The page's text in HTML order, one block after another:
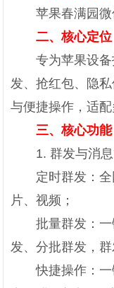
苹果春满园微
二、核心定位
专为苹果设备
发、抢红包、隐
与便捷操作，适配
三、核心功能
1. 群发与消息
定时群发：全
片、视频；
批量群发：一
发、分批群发，群
快捷操作：一